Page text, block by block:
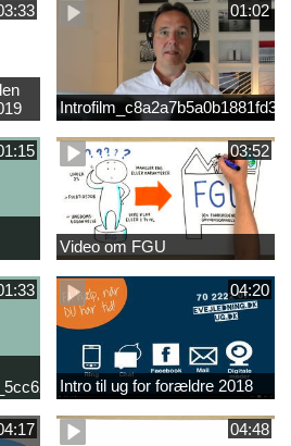
01:02
03:52
Video om FGU
04:20
Intro til ug for forældre 2018
04:48